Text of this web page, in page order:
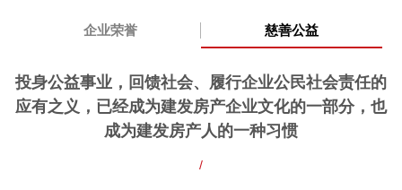
企业荣誉 慈善公益
投身公益事业，回馈社会、履行企业公民社会责任的
应有之义，已经成为建发房产企业文化的一部分，也
成为建发房产人的一种习惯
/